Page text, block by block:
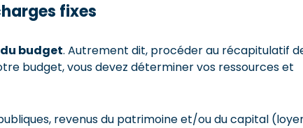
fixes
budget. Autrement dit, procéder au récapitulatif
budget, vous devez déterminer vos ressources et
revenus du patrimoine et/ou du capital